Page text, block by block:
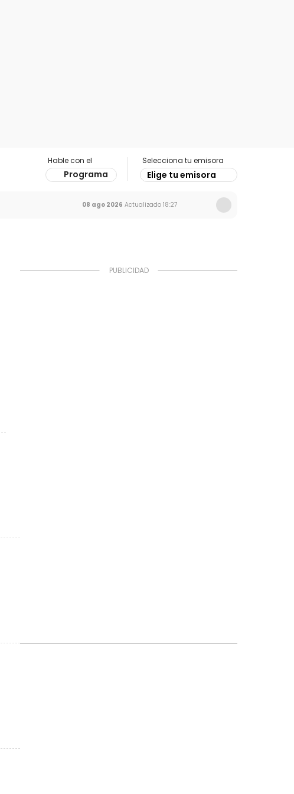
Hable con el
Programa
Selecciona tu emisora
Elige tu emisora
08 ago 2026 Actualizado 18:27